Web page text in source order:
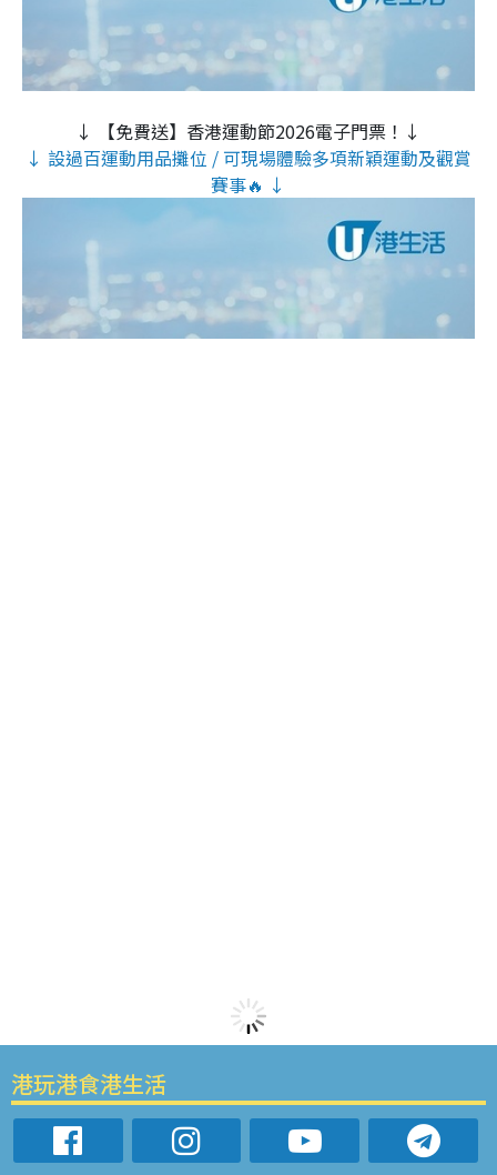
↓ 【免費送】香港運動節2026電子門票！↓
↓ 設過百運動用品攤位 / 可現場體驗多項新穎運動及觀賞
賽事🔥 ↓
港玩港食港生活